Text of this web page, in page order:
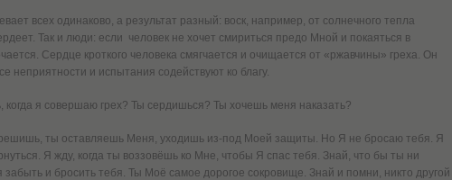
всех одинаково, а результат разный: воск, например, от солнечного тепла
Так и люди: если человек не хочет смириться предо Мной и покаяться в
Сердце кроткого человека смягчается и очищается от «ржавчины» греха. Он
неприятности и испытания содействуют ко благу.
когда я совершаю грех? Ты сердишься? Ты хочешь меня наказать?
ты оставляешь Меня, уходишь из-под Моей защиты. Но Я не бросаю тебя. Я
Я жду, когда ты воззовёшь ко Мне, чтобы Я спас тебя. Знай, что бы ты ни
забыть и бросить тебя. Ты Моё самое дорогое сокровище. Знай и помни, никто другой